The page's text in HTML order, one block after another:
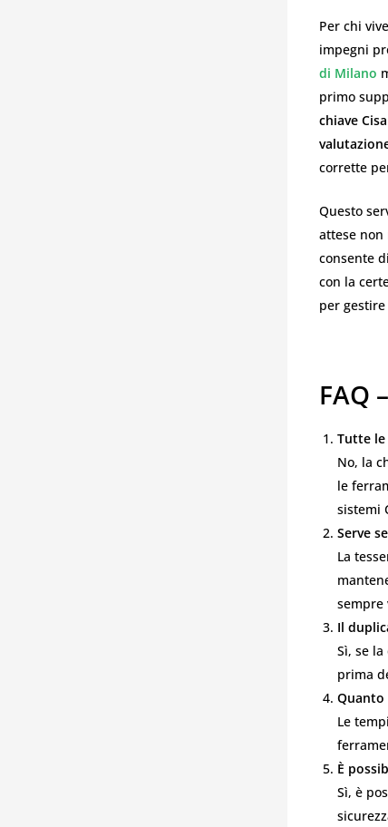
Per chi
impegni
di Milano
primo
chiave
corrette
Questo
attese non
consente
con la
per
FAQ
Tutte le
No, la
le
sistemi
Serve
La
sempre
Il
Sì, se
prima
Quanto
Le
È
Sì, è